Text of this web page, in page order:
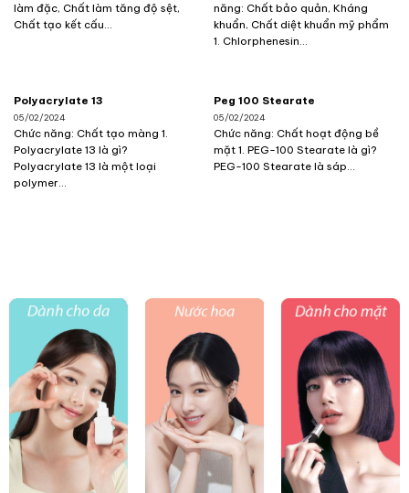
làm đặc, Chất làm tăng độ sệt,
Chất tạo kết cấu...
năng: Chất bảo quản, Kháng
khuẩn, Chất diệt khuẩn mỹ phẩm
1. Chlorphenesin...
Polyacrylate 13
05/02/2024
Chức năng: Chất tạo màng 1.
Polyacrylate 13 là gì?
Polyacrylate 13 là một loại
polymer...
Peg 100 Stearate
05/02/2024
Chức năng: Chất hoạt động bề
mặt 1. PEG-100 Stearate là gì?
PEG-100 Stearate là sáp...